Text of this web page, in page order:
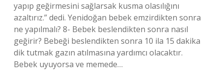
yapıp geğirmesini sağlarsak kusma olasılığını
azaltırız.” dedi. Yenidoğan bebek emzirdikten sonra
ne yapılmalı? 8- Bebek beslendikten sonra nasıl
geğirir? Bebeği beslendikten sonra 10 ila 15 dakika
dik tutmak gazın atılmasına yardımcı olacaktır.
Bebek uyuyorsa ve memede…